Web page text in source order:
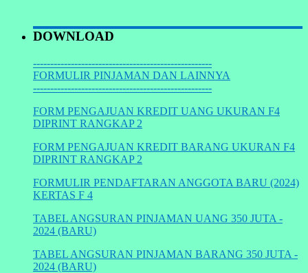
DOWNLOAD
----------------------------------------------------
FORMULIR PINJAMAN DAN LAINNYA
----------------------------------------------------
FORM PENGAJUAN KREDIT UANG UKURAN F4
DIPRINT RANGKAP 2
FORM PENGAJUAN KREDIT BARANG UKURAN F4
DIPRINT RANGKAP 2
FORMULIR PENDAFTARAN ANGGOTA BARU (2024)
KERTAS F 4
TABEL ANGSURAN PINJAMAN UANG 350 JUTA -
2024 (BARU)
TABEL ANGSURAN PINJAMAN BARANG 350 JUTA -
2024 (BARU)